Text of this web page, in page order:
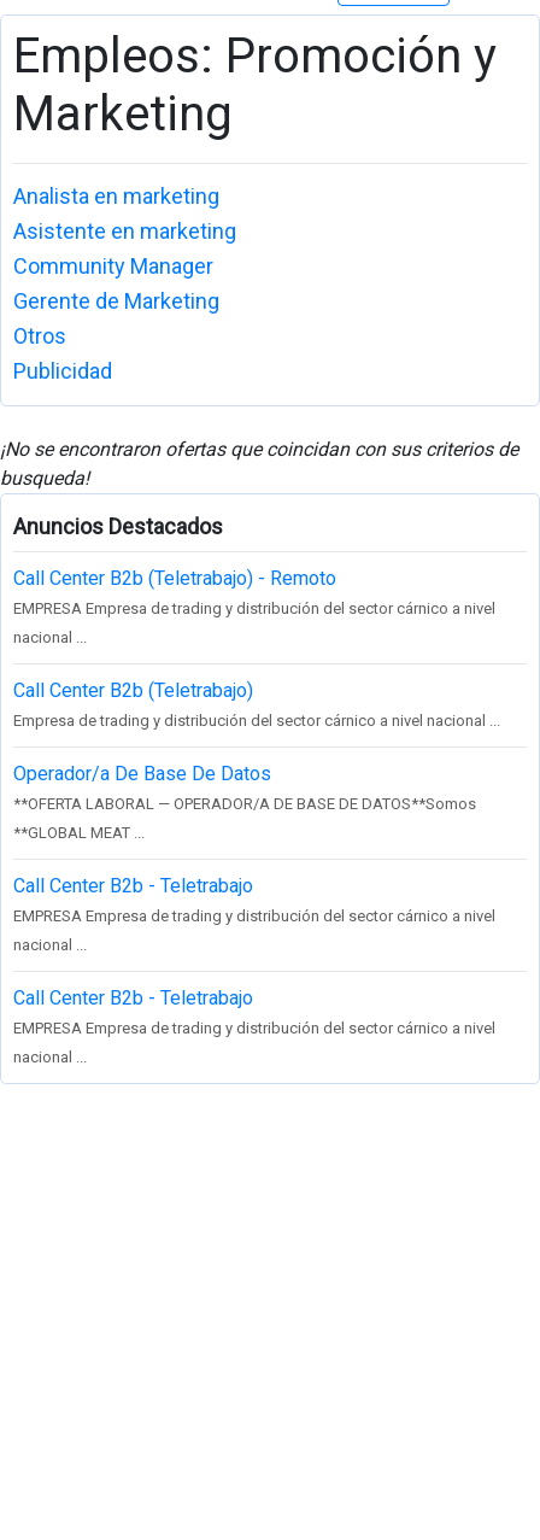
Empleos: Promoción y
Marketing
Analista en marketing
Asistente en marketing
Community Manager
Gerente de Marketing
Otros
Publicidad
¡No se encontraron ofertas que coincidan con sus criterios de
busqueda!
Anuncios Destacados
Call Center B2b (Teletrabajo) - Remoto
EMPRESA Empresa de trading y distribución del sector cárnico a nivel
nacional ...
Call Center B2b (Teletrabajo)
Empresa de trading y distribución del sector cárnico a nivel nacional ...
Operador/a De Base De Datos
**OFERTA LABORAL — OPERADOR/A DE BASE DE DATOS**Somos
**GLOBAL MEAT ...
Call Center B2b - Teletrabajo
EMPRESA Empresa de trading y distribución del sector cárnico a nivel
nacional ...
Call Center B2b - Teletrabajo
EMPRESA Empresa de trading y distribución del sector cárnico a nivel
nacional ...